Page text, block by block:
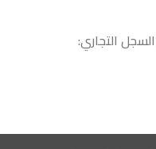
التجاري: